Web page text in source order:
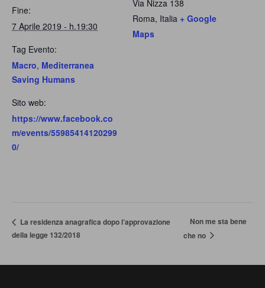
Fine:
7 Aprile 2019 - h.19:30
Tag Evento:
Macro, Mediterranea
Saving Humans
Sito web:
https://www.facebook.co
m/events/55985414120299
0/
Via Nizza 138
Roma, Italia + Google
Maps
La residenza anagrafica dopo l’approvazione
della legge 132/2018
Non me sta bene
che no